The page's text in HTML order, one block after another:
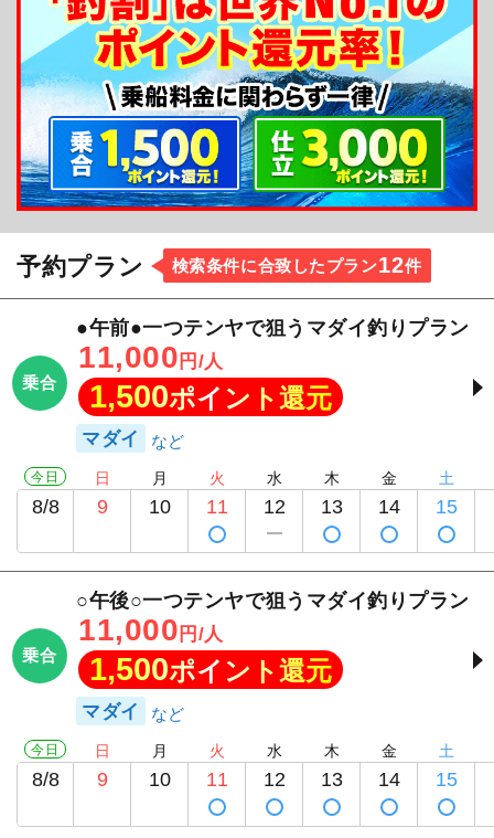
優先のアカイカ・スルメイカ釣り。又、大陸棚まで
走るゴードーイカ（ムラサキイカ）釣り。また人気
のルアー釣りなど大春丸で様々な釣りをお楽しみ下
さい！☆facebookページ始めました！ぜひこちらも
ご覧くださいね～
予約プラン 検索条件に合致したプラン12件
乗合
●午前●一つテンヤで狙うマダイ釣りプラン
11,000 円/人
1,500ポイント還元
マダイ
今日
8/8
日
9
月
10
火
11
水
12
木
13
金
14
土
15
乗合
○午後○一つテンヤで狙うマダイ釣りプラン
11,000 円/人
1,500ポイント還元
マダイ
今日
8/8
日
9
月
10
火
11
水
12
木
13
金
14
土
15